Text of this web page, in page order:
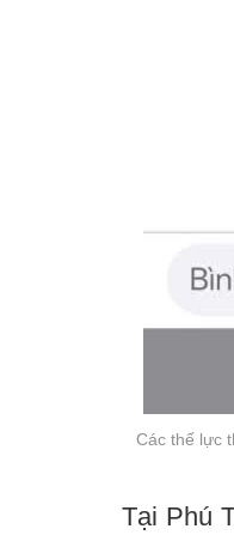
Các thế lực
Tại Phú